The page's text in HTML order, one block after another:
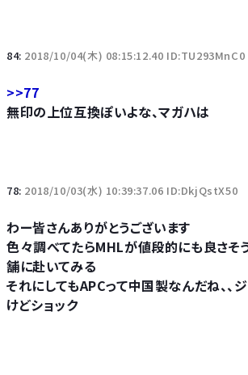
84: 2018/10/04(木) 08:15:12.40 ID:TU293MnC0
>>77
無印の上位互換ぽいよな、マガハは
78: 2018/10/03(水) 10:39:37.06 ID:DkjQstX50
わー皆さんありがとうございます
色々調べてたらMHLが値段的にも良さそ
舗に赴いてみる
それにしてもAPCって中国製なんだね、、
けどショック